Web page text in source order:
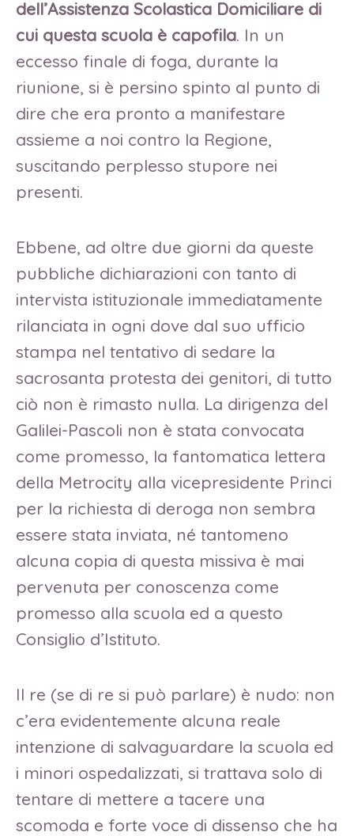
dell’Assistenza Scolastica Domiciliare di
cui questa scuola è capofila. In un
eccesso finale di foga, durante la
riunione, si è persino spinto al punto di
dire che era pronto a manifestare
assieme a noi contro la Regione,
suscitando perplesso stupore nei
presenti.
Ebbene, ad oltre due giorni da queste
pubbliche dichiarazioni con tanto di
intervista istituzionale immediatamente
rilanciata in ogni dove dal suo ufficio
stampa nel tentativo di sedare la
sacrosanta protesta dei genitori, di tutto
ciò non è rimasto nulla. La dirigenza del
Galilei-Pascoli non è stata convocata
come promesso, la fantomatica lettera
della Metrocity alla vicepresidente Princi
per la richiesta di deroga non sembra
essere stata inviata, né tantomeno
alcuna copia di questa missiva è mai
pervenuta per conoscenza come
promesso alla scuola ed a questo
Consiglio d’Istituto.
Il re (se di re si può parlare) è nudo: non
c’era evidentemente alcuna reale
intenzione di salvaguardare la scuola ed
i minori ospedalizzati, si trattava solo di
tentare di mettere a tacere una
scomoda e forte voce di dissenso che ha